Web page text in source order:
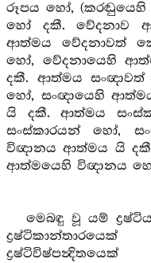
රූපය හෝ,
හෝ දකී. වේදනාව
ආත්මය වේදනාවත්
හෝ, වේදනායෙහි
දකී. ආත්මය
හෝ, සංඥායෙහි
යි දකී. ආත්මය
සංස්කාරයන් හෝ,
විඥානය ආත්මය යි
ආත්මයෙහි විඥානය
මෙබඳු වූ යම්
ද්‍රෂ්ටිවිෂ්පන්‍දිතයෙක්